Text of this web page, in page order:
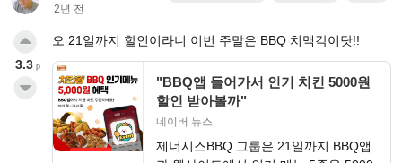
2년 전
오 21일까지 할인이라니 이번 주말은 BBQ 치맥각이닷!!
"BBQ앱 들어가서 인기 치킨 5000원
할인 받아볼까"
네이버 뉴스
제너시스BBQ 그룹은 21일까지 BBQ앱
3.3 p